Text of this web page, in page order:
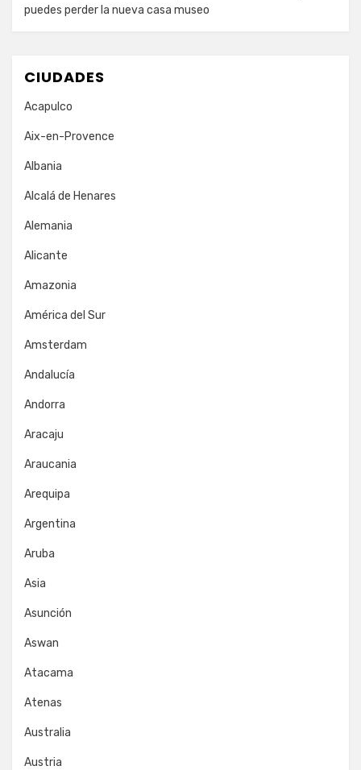
puedes perder la nueva casa museo
CIUDADES
Acapulco
Aix-en-Provence
Albania
Alcalá de Henares
Alemania
Alicante
Amazonia
América del Sur
Amsterdam
Andalucía
Andorra
Aracaju
Araucania
Arequipa
Argentina
Aruba
Asia
Asunción
Aswan
Atacama
Atenas
Australia
Austria